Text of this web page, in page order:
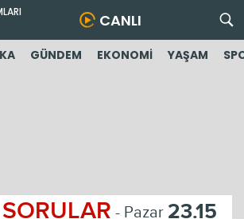
CANLI
GÜNDEM EKONOMİ YAŞAM
- Pazar 23.15